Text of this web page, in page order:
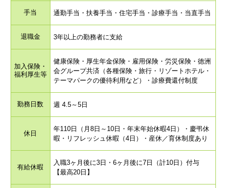
手当 通勤手当・扶養手当・住宅手当・診療手当・当直手当
退職金 3年以上の勤務者に支給
加入保険・
福利厚生等
健康保険・厚生年金保険・雇用保険・労災保険・徳洲
会グループ共済（各種保険・旅行・リゾートホテル・
テーマパークの優待利用など）・診療費還付制度
勤務日数 週 4.5～5日
休日
年110日（月8日～10日・年末年始休暇4日）・慶弔休
暇・リフレッシュ休暇（4日）・産休／育休制度あり
有給休暇
入職3ヶ月後に3日・6ヶ月後に7日（計10日）付与
【最高20日】